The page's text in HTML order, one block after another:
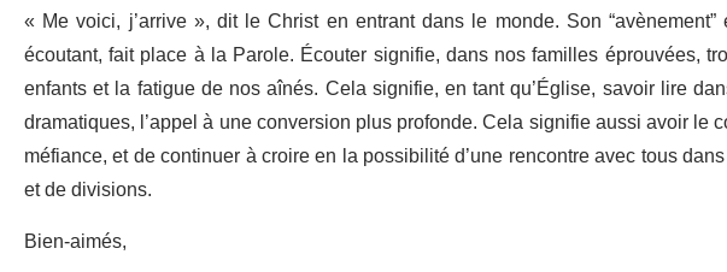
« Me voici, j’arrive », dit le Christ en entrant dans le monde. Son
écoutant, fait place à la Parole. Écouter signifie, dans nos familles éprouvées,
enfants et la fatigue de nos aînés. Cela signifie, en tant qu’Église, savoir lire
dramatiques, l’appel à une conversion plus profonde. Cela signifie aussi avoir
méfiance, et de continuer à croire en la possibilité d’une rencontre avec tous
et de divisions.
Bien-aimés,